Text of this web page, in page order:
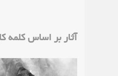
آثار بر اساس کلمه